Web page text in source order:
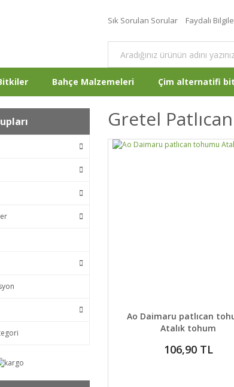
Sık Sorulan Sorular Faydalı
Bahçe Malzemeleri Çim alternatifi
Gretel Patlıcan
DETAYLAR GELİNCE
Ao Daimaru patlıcan
Atalık tohum
106,90 TL